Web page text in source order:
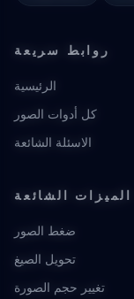
روابط سريعة
الرئيسية
كل أدوات الصور
الاسئلة الشائعة
الميزات الشائعة
ضغط الصور
تحويل الصيغ
تغيير حجم الصورة